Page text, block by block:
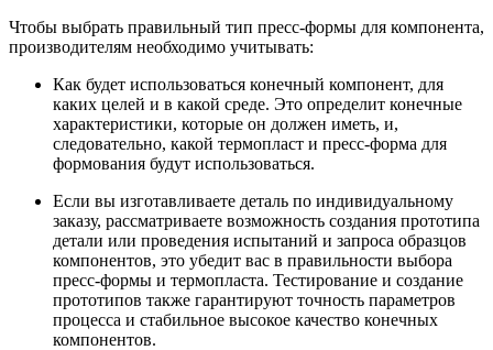
Чтобы выбрать правильный тип пресс-формы для компонента,
производителям необходимо учитывать:
Как будет использоваться конечный компонент, для
каких целей и в какой среде. Это определит конечные
характеристики, которые он должен иметь, и,
следовательно, какой термопласт и пресс-форма для
формования будут использоваться.
Если вы изготавливаете деталь по индивидуальному
заказу, рассматриваете возможность создания прототипа
детали или проведения испытаний и запроса образцов
компонентов, это убедит вас в правильности выбора
пресс-формы и термопласта. Тестирование и создание
прототипов также гарантируют точность параметров
процесса и стабильное высокое качество конечных
компонентов.